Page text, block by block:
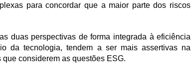
para concordar que a maior parte dos riscos
duas perspectivas de forma integrada à eficiência
da tecnologia, tendem a ser mais assertivas na
considerem as questões ESG.